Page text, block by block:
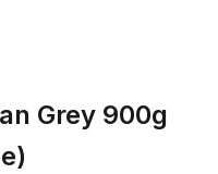
Grey 900g